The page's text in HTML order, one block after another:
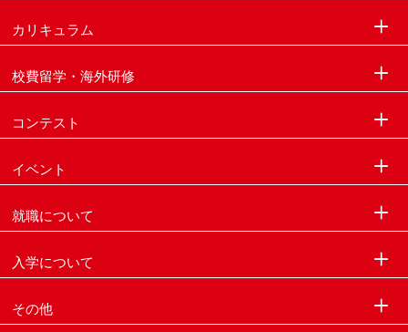
カリキュラム
校費留学・海外研修
コンテスト
イベント
就職について
入学について
その他